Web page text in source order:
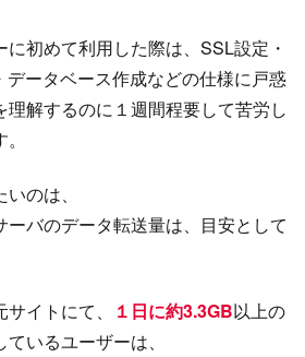
に初めて利用した際は、SSL設定・
ータベース作成などの仕様に戸惑
理解するのに１週間程要して苦労し
のは、
ーバのデータ転送量は、目安として
イトにて、 １日に約3.3GB以上の
いるユーザーは、